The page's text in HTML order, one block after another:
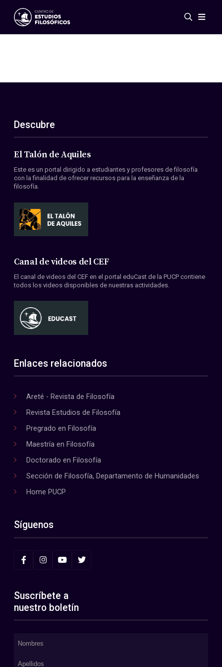
Eventos
ES
EN
Acerca de nosotros
Miembros
Convenios
Descubre
El Talón de Aquiles
Este es un portal dirigido a estudiantes y profesores de filosofía
con la finalidad de ofrecer recursos para la enseñanza de la
filosofía.
Canal de videos del CEF
El canal de videos del CEF en el portal eduCast de la PUCP contiene
todos los videos disponibles de nuestras actividades.
Enlaces relacionados
Areté - Revista de Filosofía
Revista Estudios de Filosofía
Pregrado en Filosofía
Maestría en Filosofía
Doctorado en Filosofía
Sección de Filosofía, Departamento de Humanidades
Home PUCP
Síguenos
Suscríbete a
nuestro boletín